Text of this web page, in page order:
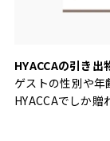
HYACCAの引き出
ゲストの性別や年
HYACCAでしか贈